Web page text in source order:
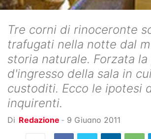
Tre corni di rinoceronte
trafugati nella notte dal
storia naturale. Forzata
d'ingresso della sala in
custoditi. Ecco le ipotesi
inquirenti.
Di Redazione - 9 Giugno 2011